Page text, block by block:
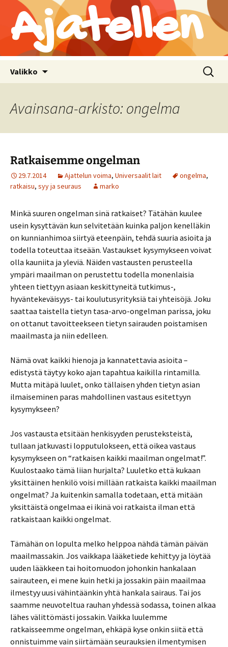
Ajatellen
Valikko Haku:
Avainsana-arkisto: ongelma
Ratkaisemme ongelman
29.7.2014 Ajattelun voima, Universaalit lait ongelma,
ratkaisu, syy ja seuraus marko
Minkä suuren ongelman sinä ratkaiset? Tätähän kuulee
usein kysyttävän kun selvitetään kuinka paljon kenelläkin
on kunnianhimoa siirtyä eteenpäin, tehdä suuria asioita ja
todella toteuttaa itseään. Vastaukset kysymykseen voivat
olla kauniita ja yleviä. Näiden vastausten perusteella
ympäri maailman on perustettu todella monenlaisia
yhteen tiettyyn asiaan keskittyneitä tutkimus-,
hyväntekeväisyys- tai koulutusyrityksiä tai yhteisöjä. Joku
saattaa taistella tietyn tasa-arvo-ongelman parissa, joku
on ottanut tavoitteekseen tietyn sairauden poistamisen
maailmasta ja niin edelleen.
Nämä ovat kaikki hienoja ja kannatettavia asioita –
edistystä täytyy koko ajan tapahtua kaikilla rintamilla.
Mutta mitäpä luulet, onko tällaisen yhden tietyn asian
ilmaiseminen paras mahdollinen vastaus esitettyyn
kysymykseen?
Jos vastausta etsitään henkisyyden perusteksteistä,
tullaan jatkuvasti lopputulokseen, että oikea vastaus
kysymykseen on “ratkaisen kaikki maailman ongelmat!”.
Kuulostaako tämä liian hurjalta? Luuletko että kukaan
yksittäinen henkilö voisi millään ratkaista kaikki maailman
ongelmat? Ja kuitenkin samalla todetaan, että mitään
yksittäistä ongelmaa ei ikinä voi ratkaista ilman että
ratkaistaan kaikki ongelmat.
Tämähän on lopulta melko helppoa nähdä tämän päivän
maailmassakin. Jos vaikkapa lääketiede kehittyy ja löytää
uuden lääkkeen tai hoitomuodon johonkin hankalaan
sairauteen, ei mene kuin hetki ja jossakin päin maailmaa
ilmestyy uusi vähintäänkin yhtä hankala sairaus. Tai jos
saamme neuvoteltua rauhan yhdessä sodassa, toinen alkaa
lähes välittömästi jossakin. Vaikka luulemme
ratkaisseemme ongelman, ehkäpä kyse onkin siitä että
onnistuimme vain siirtämään seurauksien ilmentymisen